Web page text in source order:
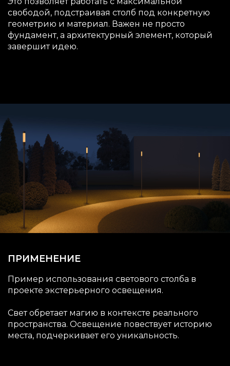
свободой, подстраивая столб под конкретную
геометрию и материал. Важен не просто
фундамент, а архитектурный элемент, который
завершит идею.
ПРИМЕНЕНИЕ
Пример использования светового столба в
проекте экстерьерного освещения.
Свет обретает магию в контексте реального
пространства. Освещение повествует историю
места, подчеркивает его уникальность.